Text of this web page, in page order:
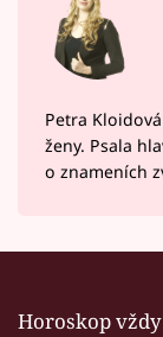
Petra
ženy. Psala
o znameních
Horoskop